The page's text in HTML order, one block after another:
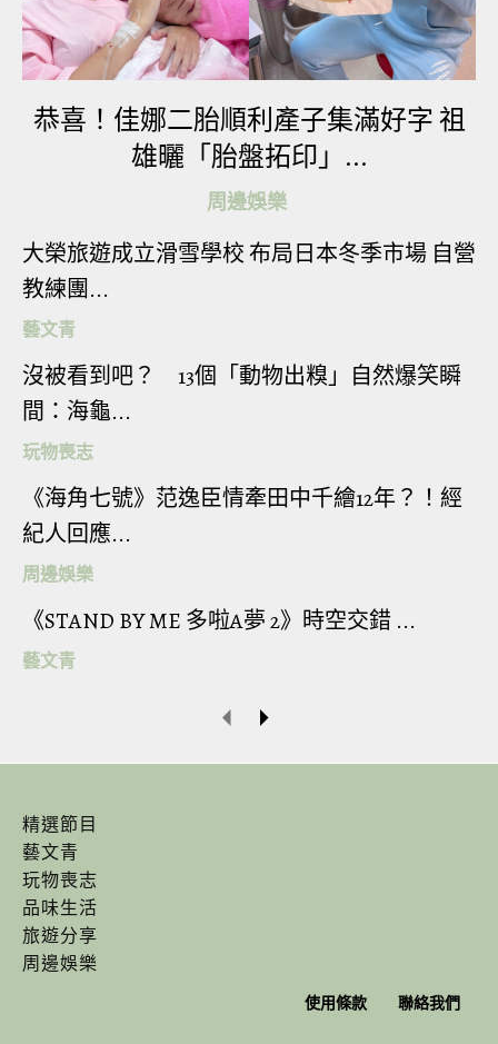
成偶像女團「Popu Lady」紅極一時，雖然現今5人
各自發展順遂，但大家感情依舊要好，堅持「單飛
不解散」。去年3月寶兒驚喜轉戰啦啦隊後，成員們
都有獻上祝福，支持寶兒的舞台夢。
恭喜！佳娜二胎順利產子集滿好字 祖
雄曬「胎盤拓印」...
周邊娛樂
大榮旅遊成立滑雪學校 布局日本冬季市場 自營
教練團...
藝文青
沒被看到吧？ 13個「動物出糗」自然爆笑瞬
間：海龜...
玩物喪志
《海角七號》范逸臣情牽田中千繪12年？！經
紀人回應...
周邊娛樂
《STAND BY ME 多啦A夢 2》時空交錯 ...
藝文青
精選節目
藝文青
玩物喪志
品味生活
旅遊分享
周邊娛樂
使用條款 聯絡我們